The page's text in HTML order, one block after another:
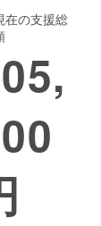
音楽
ゲーム・サ
在の支援総